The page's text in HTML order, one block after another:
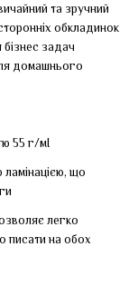
та зручний
обкладинок
бізнес задач
домашнього
55 г/мІ
що
легко
писати на обох